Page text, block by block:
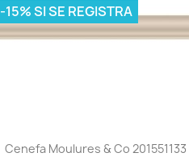
Vista rápida
Cenefa Moulures & Co 201551133
-15% SI SE REGISTRA